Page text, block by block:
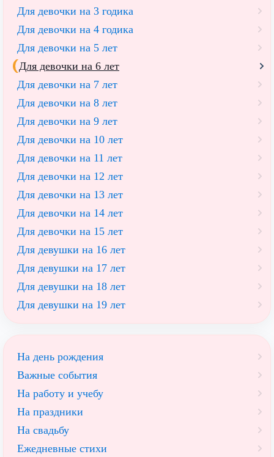
Для девочки на 3 годика
Для девочки на 4 годика
Для девочки на 5 лет
Для девочки на 6 лет
Для девочки на 7 лет
Для девочки на 8 лет
Для девочки на 9 лет
Для девочки на 10 лет
Для девочки на 11 лет
Для девочки на 12 лет
Для девочки на 13 лет
Для девочки на 14 лет
Для девочки на 15 лет
Для девушки на 16 лет
Для девушки на 17 лет
Для девушки на 18 лет
Для девушки на 19 лет
На день рождения
Важные события
На работу и учебу
На праздники
На свадьбу
Ежедневные стихи